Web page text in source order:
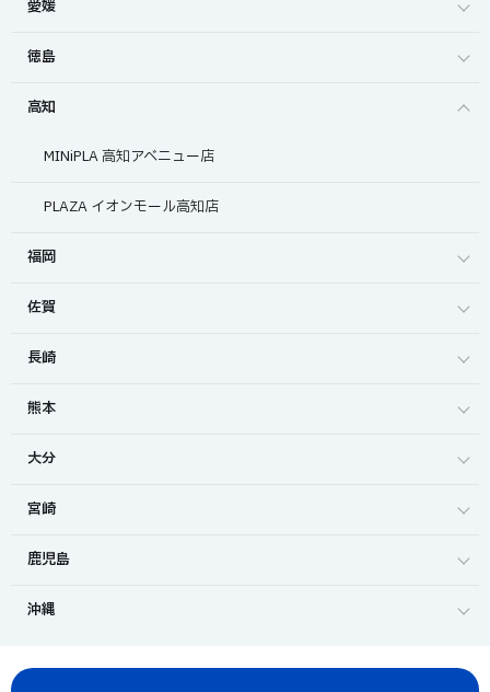
愛媛
徳島
高知
MINiPLA 高知アベニュー店
PLAZA イオンモール高知店
福岡
佐賀
長崎
熊本
大分
宮崎
鹿児島
沖縄